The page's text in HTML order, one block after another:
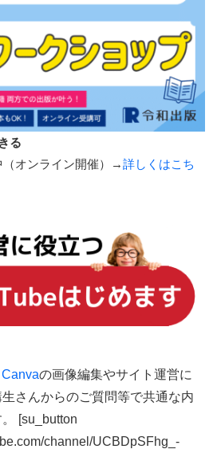
る
（オンライン開催）→詳しくはこち
Canvaの画像編集やサイト運営に
さんからのご質問等で共通な内
[su_button
channel/UCBDpSFhg_-